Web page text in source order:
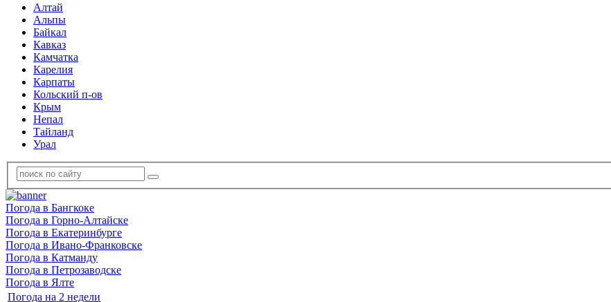
Алтай
Альпы
Байкал
Кавказ
Камчатка
Карелия
Карпаты
Кольский п-ов
Крым
Непал
Тайланд
Урал
Погода в Бангкоке
Погода в Горно-Алтайске
Погода в Екатеринбурге
Погода в Ивано-Франковске
Погода в Катманду
Погода в Петрозаводске
Погода в Ялте
Погода на 2 недели